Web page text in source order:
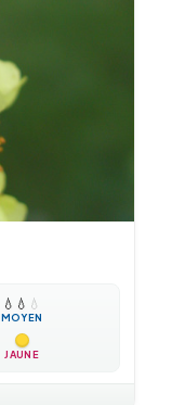
💧 💧 💧
MOYEN
JAUNE